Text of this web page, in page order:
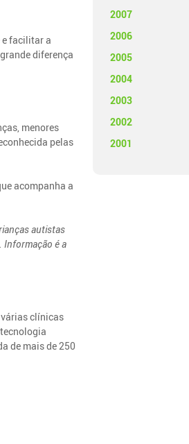
e facilitar a
diferença
menores
pelas
acompanha a
autistas
Informação é a
clínicas
de mais de 250
2007
2006
2005
2004
2003
2002
2001